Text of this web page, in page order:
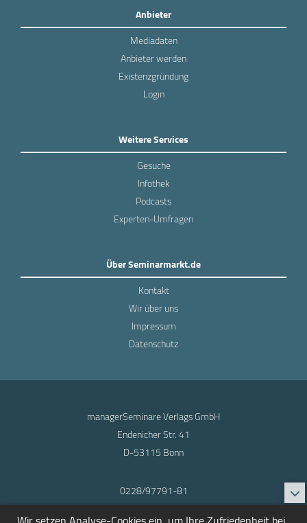
Anbieter
Mediadaten
Anbieter werden
Existenzgründung
Login
Weitere Services
Gesuche
Infothek
Podcasts
Experten-Umfragen
Über Seminarmarkt.de
Kontakt
Wir über uns
Impressum
Datenschutz
managerSeminare Verlags GmbH
Endenicher Str. 41
D-53115 Bonn
0228/97791-81
info@seminarmarkt.de